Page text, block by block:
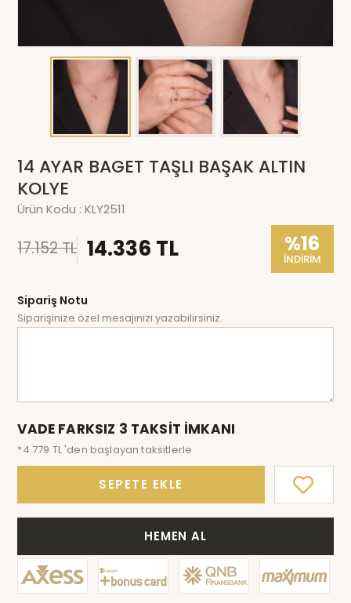
14 AYAR BAGET TAŞLI BAŞAK ALTIN
KOLYE
Ürün Kodu :KLY2511
17.152 TL 14.336 TL %16
İNDİRİM
Sipariş Notu
Siparişinize özel mesajınızı yazabilirsiniz.
VADE FARKSIZ 3 TAKSİT İMKANI
*4.779 TL 'den başlayan taksitlerle
SEPETE EKLE
HEMEN AL